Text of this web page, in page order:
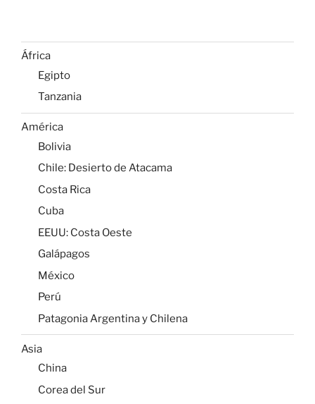
África
Egipto
Tanzania
América
Bolivia
Chile: Desierto de Atacama
Costa Rica
Cuba
EEUU: Costa Oeste
Galápagos
México
Perú
Patagonia Argentina y Chilena
Asia
China
Corea del Sur